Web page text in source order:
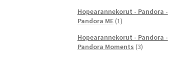
Hopearannekorut - Pandora -
Pandora ME (1)
Hopearannekorut - Pandora -
Pandora Moments (3)